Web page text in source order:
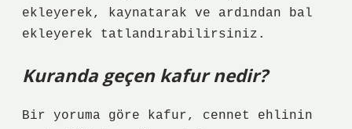
ekleyerek, kaynatarak ve ardından bal
ekleyerek tatlandırabilirsiniz.
Kuranda geçen kafur nedir?
Bir yoruma göre kafur, cennet ehlinin